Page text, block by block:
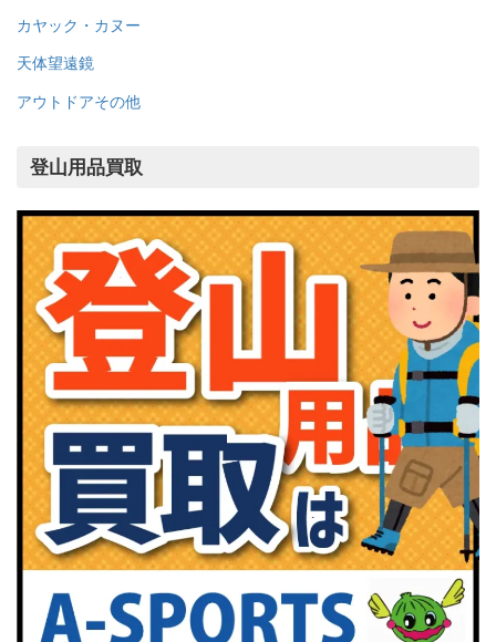
カヤック・カヌー
天体望遠鏡
アウトドアその他
登山用品買取